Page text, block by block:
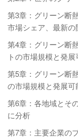
第3章：グリーン断
市場シェア、最新
第4章：グリーン断
トの市場規模と発
第5章：グリーン断
の市場規模と発展
第6章：各地域とそ
に分析
第7章：主要企業の